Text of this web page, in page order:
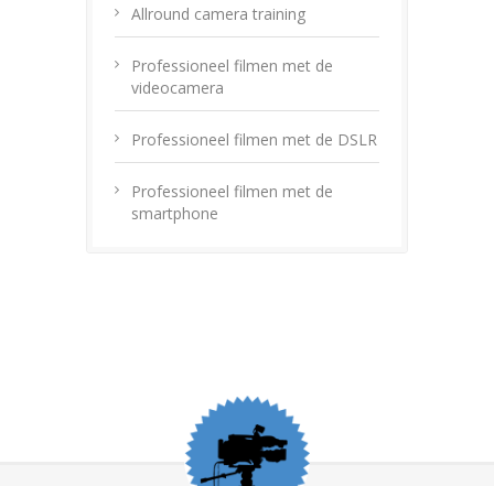
Allround camera training
Professioneel filmen met de
videocamera
Professioneel filmen met de DSLR
Professioneel filmen met de
smartphone